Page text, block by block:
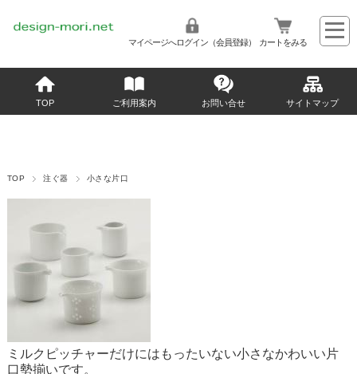
マイページへログイン（会員登録） カートをみる
TOP ご利用案内 お問い合せ サイトマップ
TOP 注ぐ器 小さな片口
ミルクピッチャーだけにはもったいない小さなかわいい片
口勢揃いです。